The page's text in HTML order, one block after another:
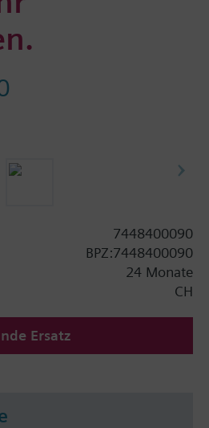
7448400090
BPZ:7448400090
24 Monate
CH
Ersatz